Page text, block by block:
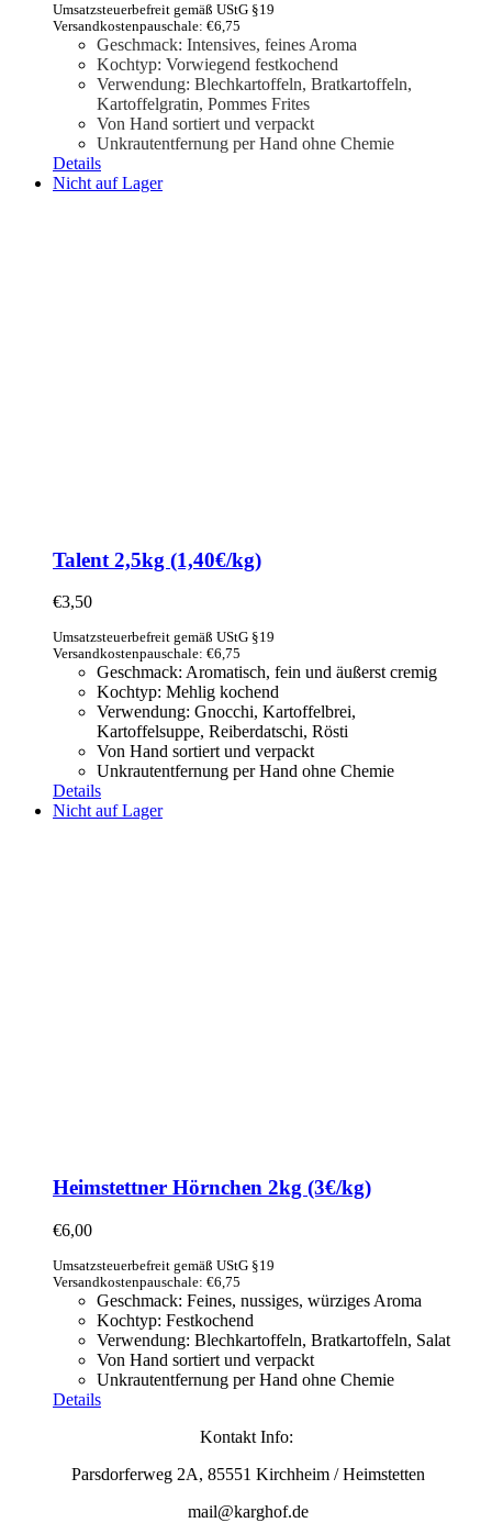
Umsatzsteuerbefreit gemäß UStG §19
Versandkostenpauschale: €6,75
Geschmack: Intensives, feines Aroma
Kochtyp: Vorwiegend festkochend
Verwendung: Blechkartoffeln, Bratkartoffeln,
Kartoffelgratin, Pommes Frites
Von Hand sortiert und verpackt
Unkrautentfernung per Hand ohne Chemie
Details
Nicht auf Lager
Talent 2,5kg (1,40€/kg)
€3,50
Umsatzsteuerbefreit gemäß UStG §19
Versandkostenpauschale: €6,75
Geschmack: Aromatisch, fein und äußerst cremig
Kochtyp: Mehlig kochend
Verwendung: Gnocchi, Kartoffelbrei,
Kartoffelsuppe, Reiberdatschi, Rösti
Von Hand sortiert und verpackt
Unkrautentfernung per Hand ohne Chemie
Details
Nicht auf Lager
Heimstettner Hörnchen 2kg (3€/kg)
€6,00
Umsatzsteuerbefreit gemäß UStG §19
Versandkostenpauschale: €6,75
Geschmack: Feines, nussiges, würziges Aroma
Kochtyp: Festkochend
Verwendung: Blechkartoffeln, Bratkartoffeln, Salat
Von Hand sortiert und verpackt
Unkrautentfernung per Hand ohne Chemie
Details
Kontakt Info:
Parsdorferweg 2A, 85551 Kirchheim / Heimstetten
mail@karghof.de